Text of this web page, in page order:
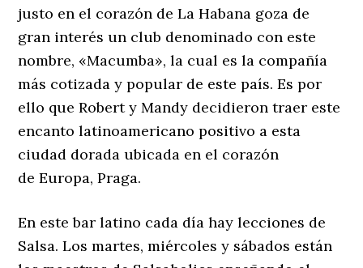
justo en el corazón de La Habana goza de
gran interés un club denominado con este
nombre, «Macumba», la cual es la compañía
más cotizada y popular de este país. Es por
ello que Robert y Mandy decidieron traer este
encanto latinoamericano positivo a esta
ciudad dorada ubicada en el corazón
de Europa, Praga.
En este bar latino cada día hay lecciones de
Salsa. Los martes, miércoles y sábados están